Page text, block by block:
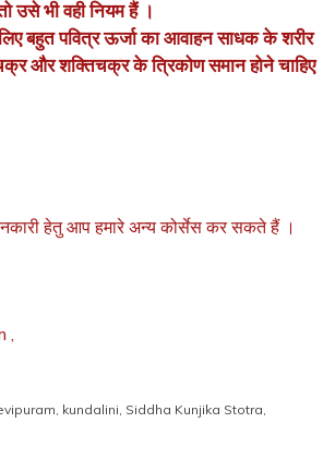
उसे भी वही नियम हैं ।
बहुत पवित्र ऊर्जा का आवाहन साधक के शरीर
और शक्तिचक्र के त्रिकोण समान होने चाहिए
हेतु आप हमारे अन्य कोर्सेस कर सकते हैं ।
,
, kundalini, Siddha Kunjika Stotra,